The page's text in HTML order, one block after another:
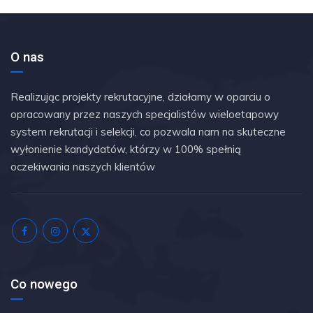
O nas
Realizując projekty rekrutacyjne, działamy w oparciu o
opracowany przez naszych specjalistów wieloetapowy
system rekrutacji i selekcji, co pozwala nam na skuteczne
wyłonienie kandydatów, którzy w 100% spełnią
oczekiwania naszych klientów
Co nowego